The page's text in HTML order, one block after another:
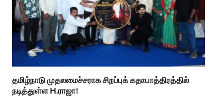
தமிழ்நாடு முதலமைச்சராக சிறப்புக் கதாபாத்திரத்தில்
நடித்துள்ள H.ராஜா!